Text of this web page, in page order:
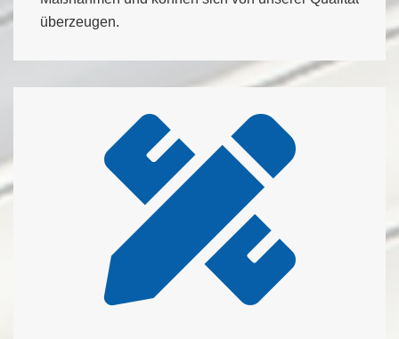
überzeugen.